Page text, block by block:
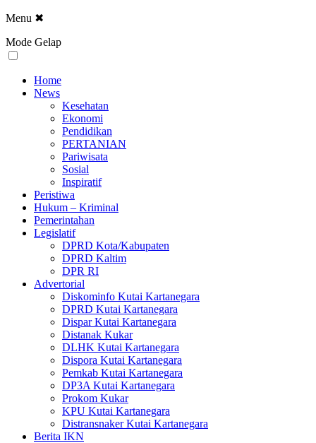
Menu ✖
Mode Gelap
Home
News
Kesehatan
Ekonomi
Pendidikan
PERTANIAN
Pariwisata
Sosial
Inspiratif
Peristiwa
Hukum – Kriminal
Pemerintahan
Legislatif
DPRD Kota/Kabupaten
DPRD Kaltim
DPR RI
Advertorial
Diskominfo Kutai Kartanegara
DPRD Kutai Kartanegara
Dispar Kutai Kartanegara
Distanak Kukar
DLHK Kutai Kartanegara
Dispora Kutai Kartanegara
Pemkab Kutai Kartanegara
DP3A Kutai Kartanegara
Prokom Kukar
KPU Kutai Kartanegara
Distransnaker Kutai Kartanegara
Berita IKN